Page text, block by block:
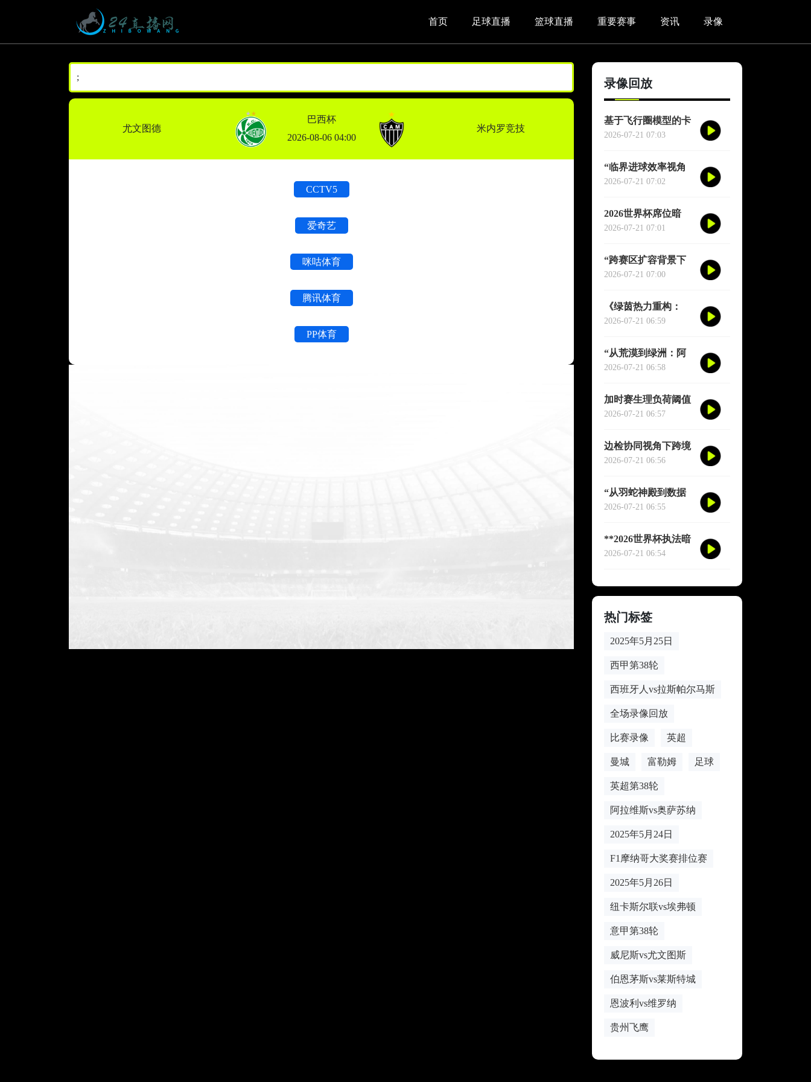
首页 足球直播 篮球直播 重要赛事 资讯 录像
;
尤文图德
巴西杯
2026-08-06 04:00
米内罗竞技
CCTV5
爱奇艺
咪咕体育
腾讯体育
PP体育
录像回放
基于飞行圈模型的卡
塔尔世界杯赛区驻地
研究
2026-07-21 07:03
“临界进球效率视角
下的2026世界杯季军
2026-07-21 07:02
2026世界杯席位暗
战：各大洲足联的权
投票策略
2026-07-21 07:01
“跨赛区扩容背景下
种子席位的地缘分配
2026-07-21 07:00
《绿茵热力重构：
2026世界杯跑动轨迹
2026-07-21 06:59
“从荒漠到绿洲：阿
兹特克三十年生态逆
2026-07-21 06:58
加时赛生理负荷阈值
与肌肉损伤概率：
测模型
2026-07-21 06:57
边检协同视角下跨境
球员通关机制优化研
世界杯为场景
2026-07-21 06:56
“从羽蛇神殿到数据
圣殿：阿兹特克球场
跃迁”
2026-07-21 06:55
**2026世界杯执法暗
战：裁判心率爆表的
2026-07-21 06:54
热门标签
2025年5月25日
西甲第38轮
西班牙人vs拉斯帕尔马斯
全场录像回放
比赛录像 英超
曼城 富勒姆 足球
英超第38轮
阿拉维斯vs奥萨苏纳
2025年5月24日
F1摩纳哥大奖赛排位赛
2025年5月26日
纽卡斯尔联vs埃弗顿
意甲第38轮
威尼斯vs尤文图斯
伯恩茅斯vs莱斯特城
恩波利vs维罗纳
贵州飞鹰